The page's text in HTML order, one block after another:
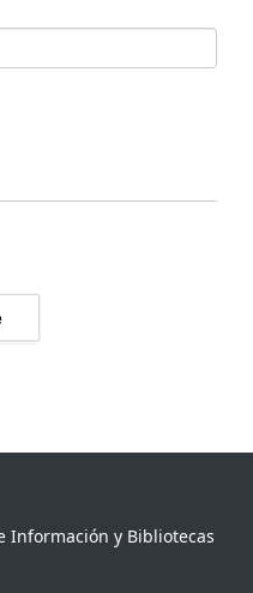
Información y Bibliotecas